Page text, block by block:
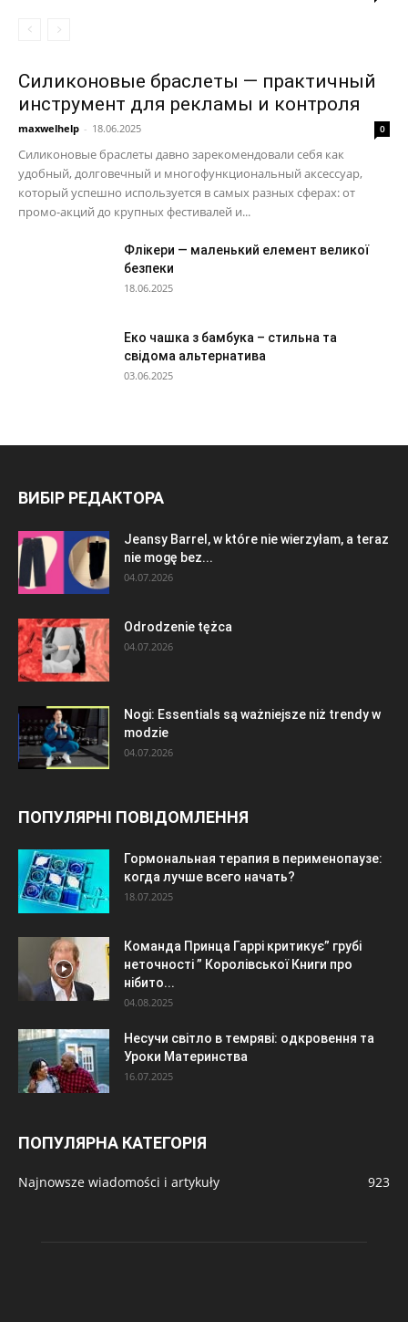
Силиконовые браслеты — практичный
инструмент для рекламы и контроля
maxwelhelp - 18.06.2025 0
Силиконовые браслеты давно зарекомендовали себя как
удобный, долговечный и многофункциональный аксессуар,
который успешно используется в самых разных сферах: от
промо-акций до крупных фестивалей и...
Флікери — маленький елемент великої
безпеки
18.06.2025
Еко чашка з бамбука – стильна та
свідома альтернатива
03.06.2025
ВИБІР РЕДАКТОРА
Jeansy Barrel, w które nie wierzyłam, a teraz
nie mogę bez...
04.07.2026
Odrodzenie tężca
04.07.2026
Nogi: Essentials są ważniejsze niż trendy w
modzie
04.07.2026
ПОПУЛЯРНІ ПОВІДОМЛЕННЯ
Гормональная терапия в перименопаузе:
когда лучше всего начать?
18.07.2025
Команда Принца Гаррі критикує” грубі
неточності ” Королівської Книги про
нібито...
04.08.2025
Несучи світло в темряві: одкровення та
Уроки Материнства
16.07.2025
ПОПУЛЯРНА КАТЕГОРІЯ
Najnowsze wiadomości i artykuły 923